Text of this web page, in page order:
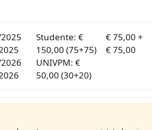
Studente: €
150,00 (75+75)
UNIVPM: €
50,00 (30+20)
€ 75,00 +
€ 75,00